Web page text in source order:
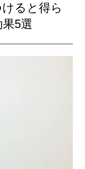
ると得ら
5選